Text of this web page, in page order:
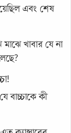
এবং শেষ
খাবার যে না
বাচ্চাকে কী